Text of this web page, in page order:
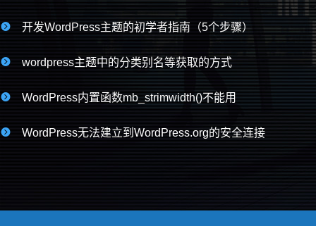
 开发WordPress主题的初学者指南（5个步骤）
 wordpress主题中的分类别名等获取的方式
 WordPress内置函数mb_strimwidth()不能用
 WordPress无法建立到WordPress.org的安全连接